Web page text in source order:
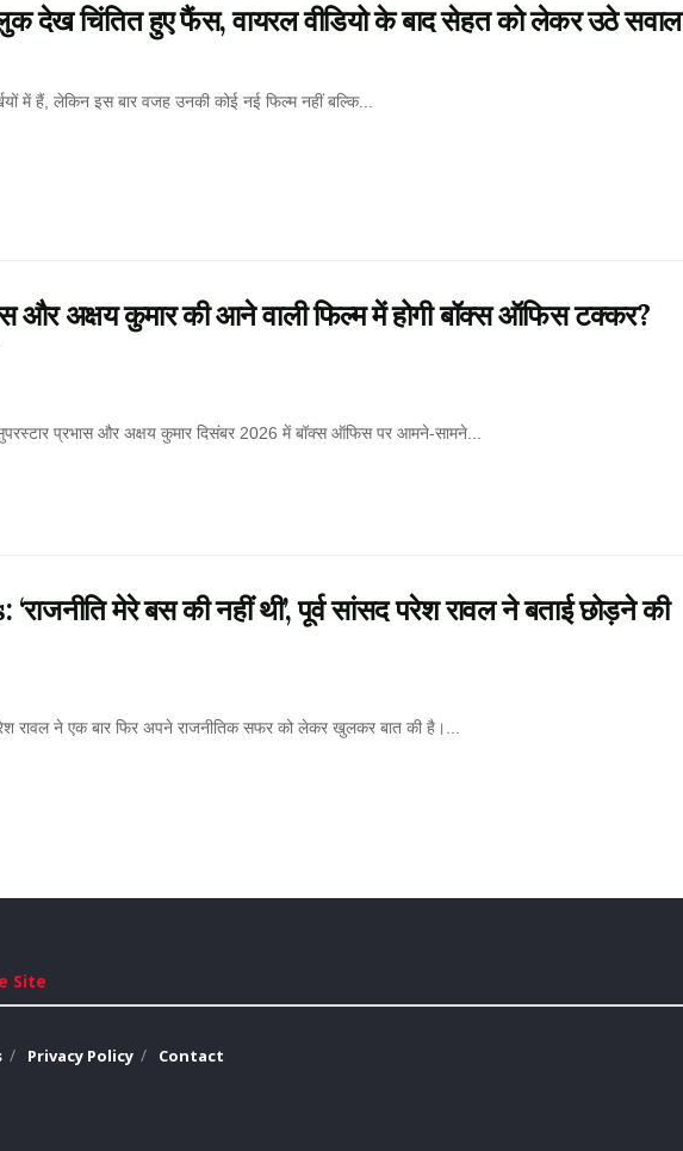
देख चिंतित हुए फैंस, वायरल वीडियो के बाद सेहत को लेकर उठे सवाल
में हैं, लेकिन इस बार वजह उनकी कोई नई फिल्म नहीं बल्कि...
अक्षय कुमार की आने वाली फिल्म में होगी बॉक्स ऑफिस टक्कर?
प्रभास और अक्षय कुमार दिसंबर 2026 में बॉक्स ऑफिस पर आमने-सामने...
मेरे बस की नहीं थी’, पूर्व सांसद परेश रावल ने बताई छोड़ने की
रावल ने एक बार फिर अपने राजनीतिक सफर को लेकर खुलकर बात की है।...
Site
Privacy Policy Contact